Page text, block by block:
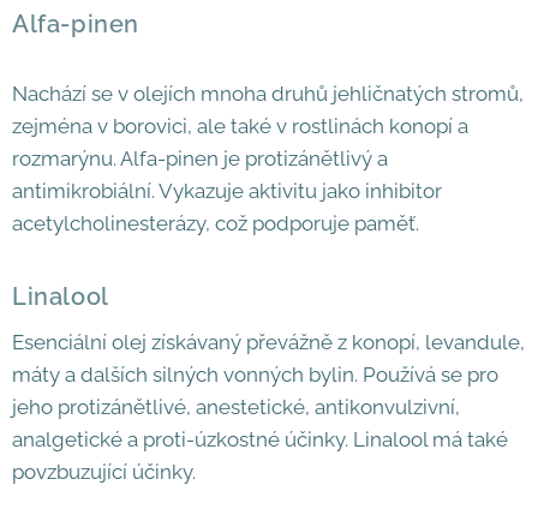
Alfa-pinen
Nachází se v olejích mnoha druhů jehličnatých stromů,
zejména v borovici, ale také v rostlinách konopí a
rozmarýnu. Alfa-pinen je protizánětlivý a
antimikrobiální. Vykazuje aktivitu jako inhibitor
acetylcholinesterázy, což podporuje paměť.
Linalool
Esenciální olej získávaný převážně z konopí, levandule,
máty a dalších silných vonných bylin. Používá se pro
jeho protizánětlivé, anestetické, antikonvulzivní,
analgetické a proti-úzkostné účinky. Linalool má také
povzbuzující účinky.